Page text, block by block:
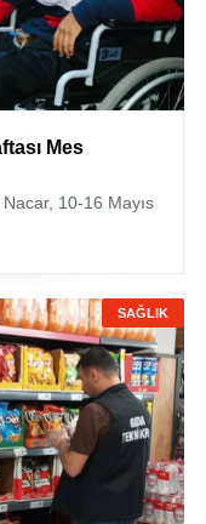
Mes
10-16 Mayıs
SAĞLIK